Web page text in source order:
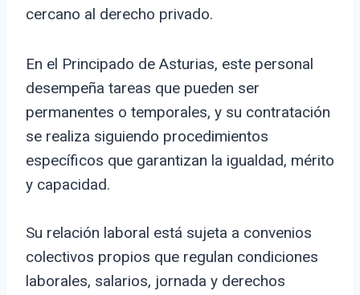
cercano al derecho privado.
En el Principado de Asturias, este personal
desempeña tareas que pueden ser
permanentes o temporales, y su contratación
se realiza siguiendo procedimientos
específicos que garantizan la igualdad, mérito
y capacidad.
Su relación laboral está sujeta a convenios
colectivos propios que regulan condiciones
laborales, salarios, jornada y derechos